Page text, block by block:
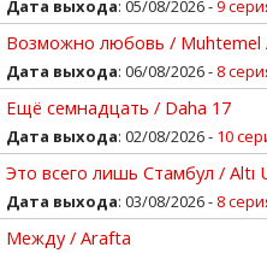
Дата выхода: 05/08/2026 -9
Возможно любовь / Muhtemel
Дата выхода: 06/08/2026 - 8
Ещё семнадцать / Daha 17
Дата выхода: 02/08/2026 - 10
Это всего лишь Стамбул / Altı
Дата выхода: 03/08/2026 - 8
Между / Arafta